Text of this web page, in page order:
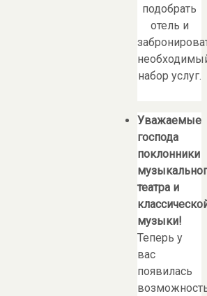
подобрать
отель и
набор услуг.
Уважаемые
господа
поклонники
театра и
музыки!
Теперь у
вас
появилась